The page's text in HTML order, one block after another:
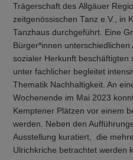
Trägerschaft des Allgäuer
zeitgenössischen Tanz e.V., in
Tanzhaus durchgeführt. Eine
Bürger*innen
sozialer Herkunft beschäftigten
unter fachlicher begleitet
Thematik Nachhaltigkeit. An
Wochenende im Mai 2023
Kemptener Plätzen vor einem
werden. Neben den
Ausstellung kuratiert, die
Ulrichkriche betrachtet werden